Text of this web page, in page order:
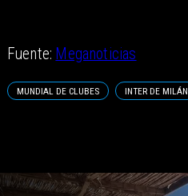
Fuente: Meganoticias
MUNDIAL DE CLUBES INTER DE MILÁN